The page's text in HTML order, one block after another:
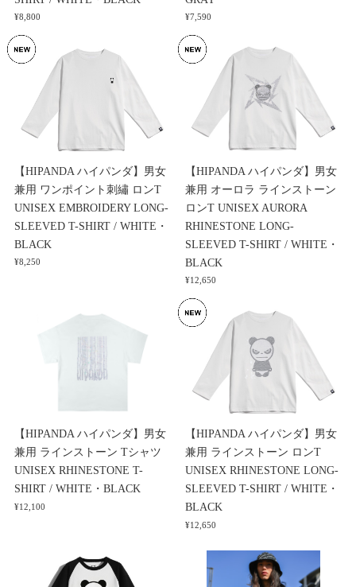
¥8,800 ¥7,590
【HIPANDA ハイパンダ】男女
兼用 ワンポイント刺繡 ロンT
UNISEX EMBROIDERY LONG-
SLEEVED T-SHIRT / WHITE・
BLACK
¥8,250
【HIPANDA ハイパンダ】男女
兼用 オーロラ ラインストーン
ロンT UNISEX AURORA
RHINESTONE LONG-
SLEEVED T-SHIRT / WHITE・
BLACK
¥12,650
【HIPANDA ハイパンダ】男女
兼用 ラインストーン Tシャツ
UNISEX RHINESTONE T-
SHIRT / WHITE・BLACK
¥12,100
【HIPANDA ハイパンダ】男女
兼用 ラインストーン ロンT
UNISEX RHINESTONE LONG-
SLEEVED T-SHIRT / WHITE・
BLACK
¥12,650